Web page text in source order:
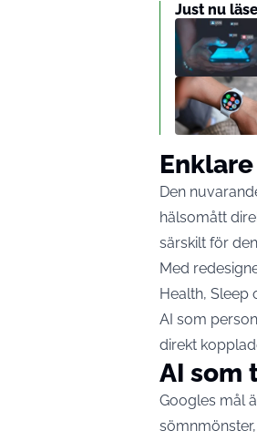
Just nu
Den
hälsomått
särskilt för
Med
Health, Sleep
AI som
direkt
AI som
Googles mål